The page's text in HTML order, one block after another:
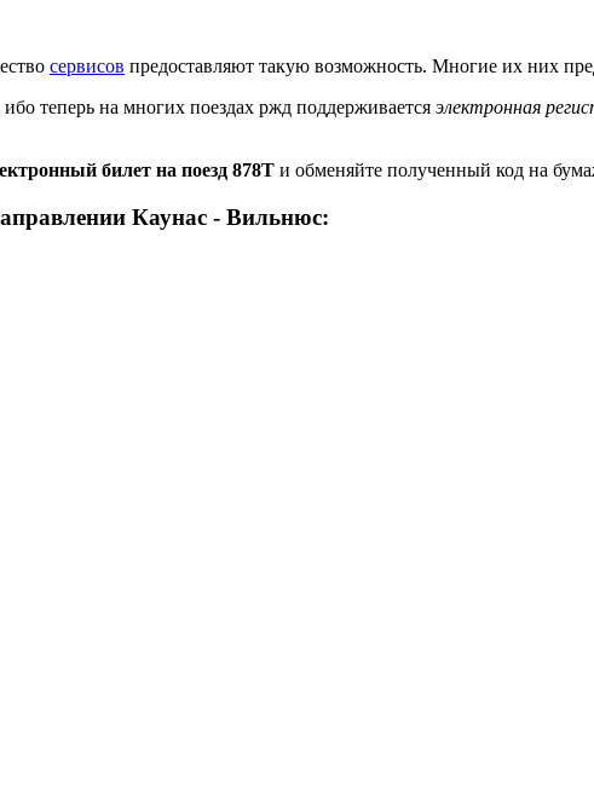
сервисов предоставляют такую возможность. Многие их них
теперь на многих поездах ржд поддерживается электронная
билет на поезд 878Т и обменяйте полученный код на
Каунас - Вильнюс: